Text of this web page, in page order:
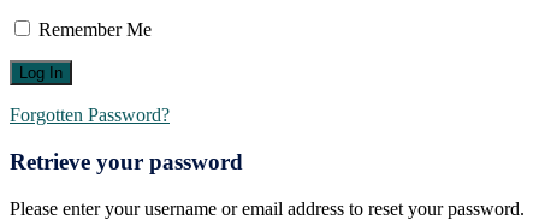
Remember Me
Forgotten Password?
Retrieve your password
Please enter your username or email address to reset your password.